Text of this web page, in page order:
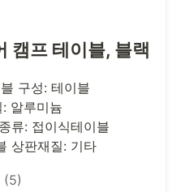
캠프 테이블, 블랙
구성: 테이블
알루미늄
류: 접이식테이블
상판재질: 기타
(5)